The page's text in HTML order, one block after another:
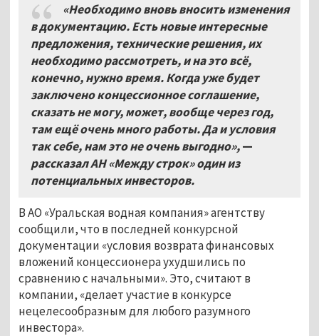
«Необходимо вновь вносить изменения
в документацию. Есть новые интересные
предложения, технические решения, их
необходимо рассмотреть, и на это всё,
конечно, нужно время. Когда уже будет
заключено концессионное соглашение,
сказать не могу, может, вообще через год,
там ещё очень много работы. Да и условия
так себе, нам это не очень выгодно»,—
рассказал АН «Между строк» один из
потенциальных инвесторов.
В АО «Уральская водная компания» агентству
сообщили, что в последней конкурсной
документации «условия возврата финансовых
вложений концессионера ухудшились по
сравнению с начальными». Это, считают в
компании, «делает участие в конкурсе
нецелесообразным для любого разумного
инвестора».